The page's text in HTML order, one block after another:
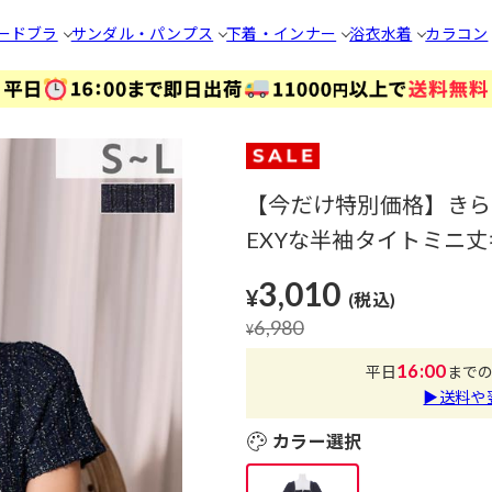
ドブラ サンダル・パンプス 下着・インナー 浴衣水着 カラコン
【今だけ特別価格】き
EXYな半袖タイトミニ
¥3,010 (税込)
¥6,980
平日16:00まで
▶送料や
カラー選択